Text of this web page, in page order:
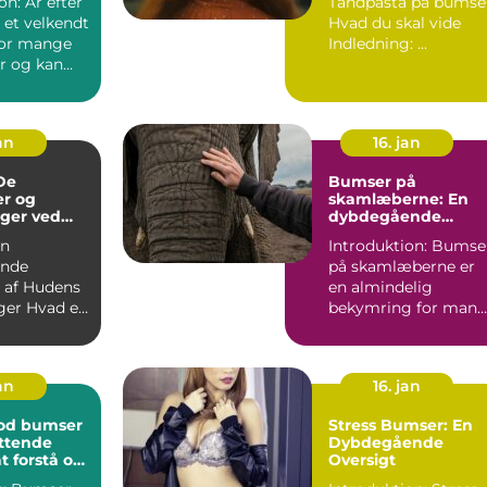
velkendt
mange
og kan
Hvad du skal vide
Indledning: ...
og
ved
Hudens
er
16. jan
Bumser på
skamlæberne: En
dybdegående
Introduktion:
på skamlæberne er
en almindelig
bekymring for mange
emne ka...
bumser
forstå og
16. jan
Stress Bumser: En
Dybdegående
Oversigt